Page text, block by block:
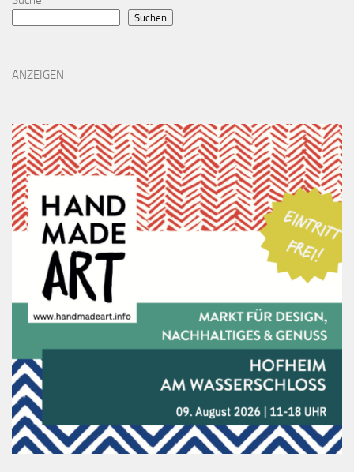
Suchen
ANZEIGEN